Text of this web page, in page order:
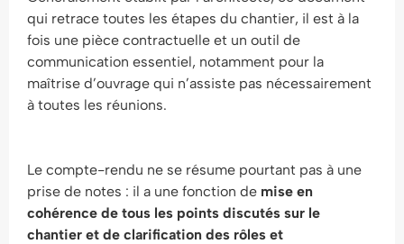
qui retrace toutes les étapes du chantier, il est à la
fois une pièce contractuelle et un outil de
communication essentiel, notamment pour la
maîtrise d’ouvrage qui n’assiste pas nécessairement
à toutes les réunions.
Le compte-rendu ne se résume pourtant pas à une
prise de notes : il a une fonction de mise en
cohérence de tous les points discutés sur le
chantier et de clarification des rôles et